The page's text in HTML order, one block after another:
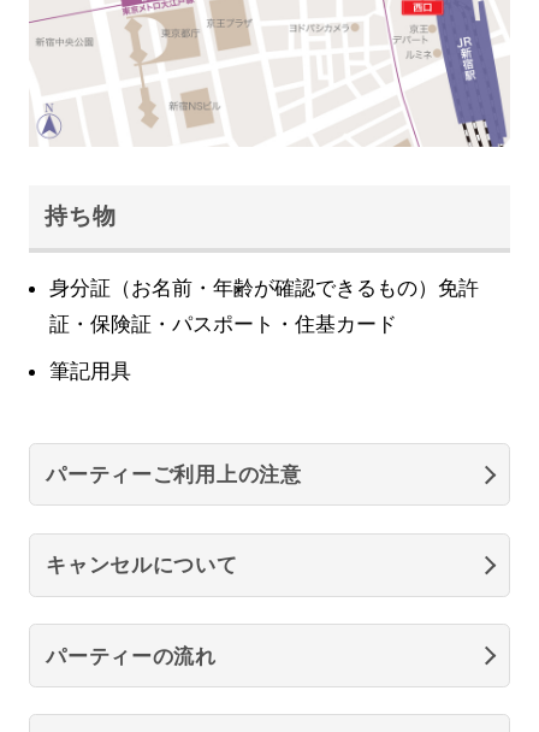
持ち物
身分証（お名前・年齢が確認できるもの）免許
証・保険証・パスポート・住基カード
筆記用具
パーティーご利用上の注意
キャンセルについて
パーティーの流れ